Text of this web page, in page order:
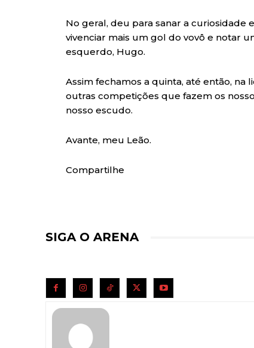
No geral, deu para sanar a curiosidade
vivenciar mais um gol do vovô e notar
esquerdo, Hugo.
Assim fechamos a quinta, até então,
outras competições que fazem os
nosso escudo.
Avante, meu Leão.
Compartilhe
SIGA O ARENA